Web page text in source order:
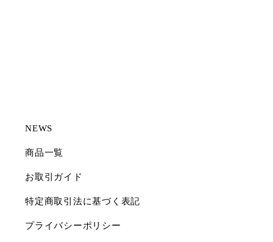
NEWS
商品一覧
お取引ガイド
特定商取引法に基づく表記
プライバシーポリシー